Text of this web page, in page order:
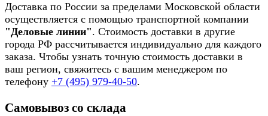
Доставка по России за пределами Московской области
осуществляется с помощью транспортной компании
"Деловые линии". Стоимость доставки в другие
города РФ рассчитывается индивидуально для каждого
заказа. Чтобы узнать точную стоимость доставки в
ваш регион, свяжитесь с вашим менеджером по
телефону +7 (495) 979-40-50.
Самовывоз со склада